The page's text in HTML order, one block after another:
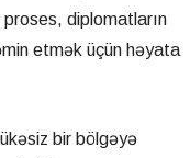
diplomatların
etmək üçün həyata
bir bölgəyə